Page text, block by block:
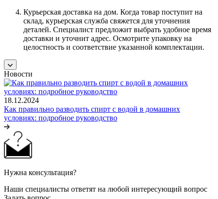
Курьерская доставка на дом. Когда товар поступит на
склад, курьерская служба свяжется для уточнения
деталей. Специалист предложит выбрать удобное время
доставки и уточнит адрес. Осмотрите упаковку на
целостность и соответствие указанной комплектации.
Новости
18.12.2024
Как правильно разводить спирт с водой в домашних
условиях: подробное руководство
Нужна консультация?
Наши специалисты ответят на любой интересующий вопрос